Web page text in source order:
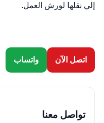
إلي نقلها لورش العمل.
اتصل الآن واتساب
تواصل معنا